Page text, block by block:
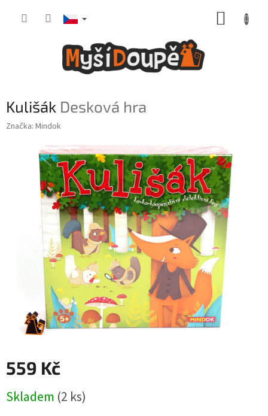
Kulišák Desková hra
Značka: Mindok
559 Kč
cena:
Skladem (2 ks)